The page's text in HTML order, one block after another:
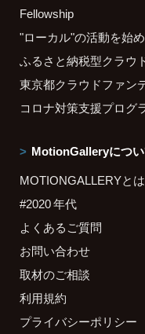
Fellowship
"ローカル"の活動を始
ふるさと納税型クラウ
東京都クラウドファン
コロナ対策支援プログ
MotionGalleryにつ
MOTIONGALLERYとは
#2020 年代
よくあるご質問
お問い合わせ
取材のご相談
利用規約
プライバシーポリシー